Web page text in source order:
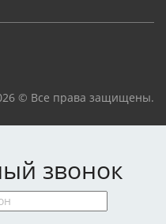
© Все права защищены.
звонок